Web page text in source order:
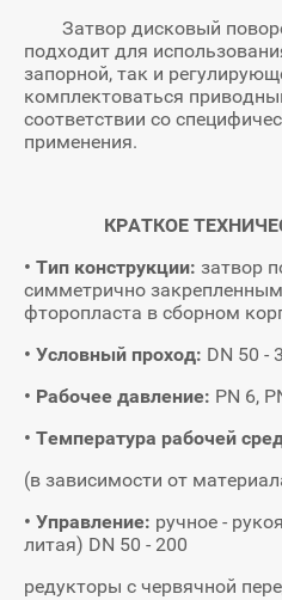
Затвор дисковый
подходит для
запорной, так и
комплектоваться
соответствии со
примене­ния.
КРАТКОЕ
• Тип конструкции: затвор
симметрично
фторопласта в сборном
• Условный проход: DN 50 -
• Рабочее давление: PN 6,
• Температура рабочей
(в зависимости от
• Управление: ручное -
литая) DN 50 - 200
редукторы с червячной